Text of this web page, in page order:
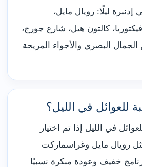
ليلًا: رويال مايل،
كالتون هيل، شارع جورج،
الجمال البصري والأجواء المريحة
للعوائل في الليل؟
في الليل إذا تم اختيار
رويال مايل وغراسماركت
خفيف وعودة مبكرة نسبيًا